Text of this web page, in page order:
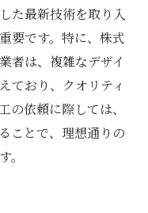
た最新技術を取り入
要です。特に、株式
者は、複雑なデザイ
ており、クオリティ
の依頼に際しては、
ことで、理想通りの